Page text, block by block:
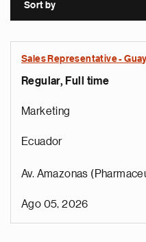
Sort by
Sales Representative -
Regular, Full time
Marketing
Ecuador
Av. Amazonas
Ago 05, 2026